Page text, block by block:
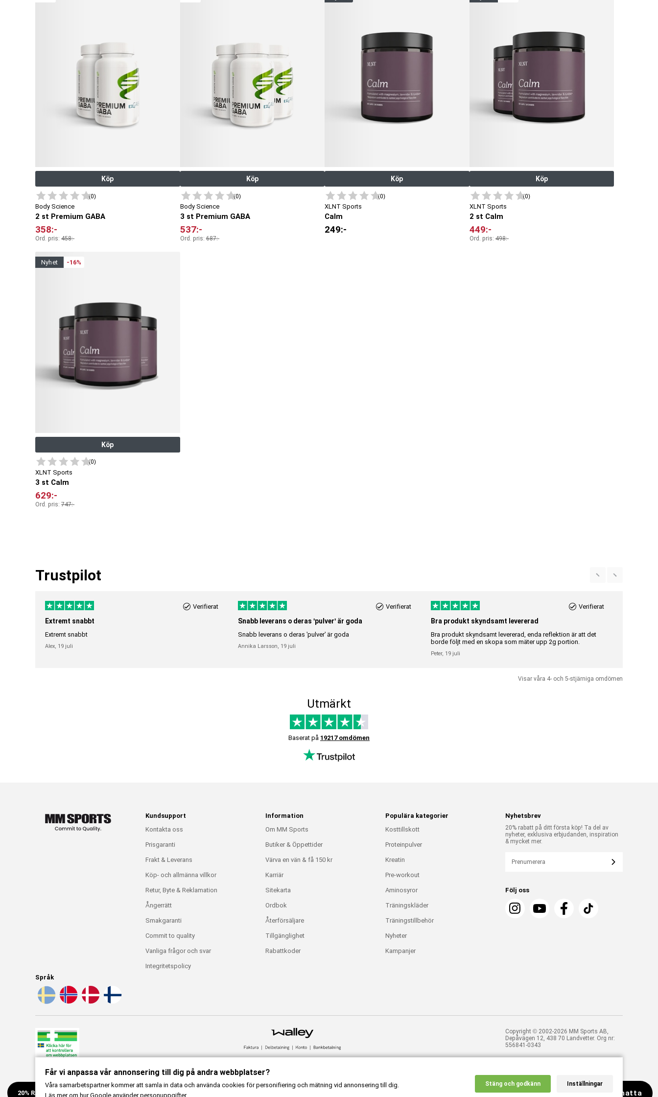
Köp
(0)
Body Science
2 st Premium GABA
358:-
Ord. pris: 458:-
Köp
(0)
Body Science
3 st Premium GABA
537:-
Ord. pris:687:-
Köp
(0)
XLNT Sports
Calm
249:-
Köp
(0)
XLNT Sports
2 st Calm
449:-
Ord. pris:498:-
nyhet -16%
Köp
(0)
XLNT Sports
3 st Calm
629:-
Ord. pris: 747:-
Trustpilot
Verifierat
Extremt snabbt
Extremt snabbt
Alex, 19 juli
Verifierat
Snabb leverans o deras 'pulver' är goda
Snabb leverans o deras 'pulver' är goda
Annika Larsson, 19 juli
Verifierat
Bra produkt skyndsamt levererad
Bra produkt skyndsamt levererad, enda reflektion är att det
borde följt med en skopa som mäter upp 2g portion.
Peter, 19 juli
Visar våra 4- och 5-stjärniga omdömen
Utmärkt
Baserat på 19217 omdömen
20% RABATT!
X
Chatta
Kundsupport
Kontakta oss
Prisgaranti
Frakt & Leverans
Köp- och allmänna villkor
Retur, Byte & Reklamation
Ångerrätt
Smakgaranti
Commit to quality
Vanliga frågor och svar
Integritetspolicy
Information
Om MM Sports
Butiker & Öppettider
Värva en vän & få 150 kr
Karriär
Sitekarta
Ordbok
Återförsäljare
Tillgänglighet
Rabattkoder
Populära kategorier
Kosttillskott
Proteinpulver
Kreatin
Pre-workout
Aminosyror
Träningskläder
Träningstillbehör
Nyheter
Kampanjer
Språk
Nyhetsbrev
20% rabatt på ditt första köp! Ta del av
nyheter, exklusiva erbjudanden, inspiration
& mycket mer.
Prenumerera
Följ oss
Copyright © 2002-2026 MM Sports AB,
Depåvägen 12, 438 70 Landvetter. Org nr:
556841-0343
Får vi anpassa vår annonsering till dig på andra webbplatser?
Våra samarbetspartner kommer att samla in data och använda cookies för personifiering och mätning vid annonsering till dig.
Läs mer om hur Google använder personuppgifter.
Stäng och godkänn Inställningar